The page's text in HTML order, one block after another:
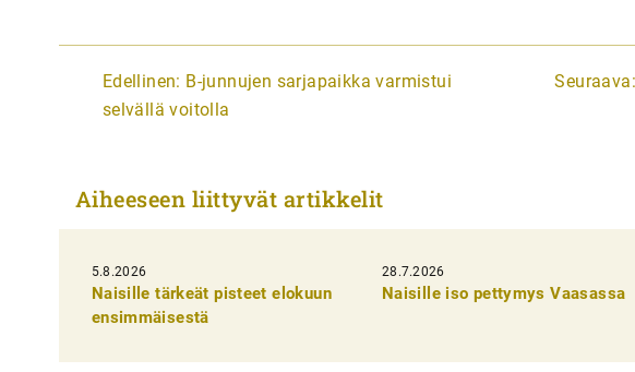
A
r
i
k
e
l
i
Edellinen: B-junnujen sarjapaikka varmistui
selvällä voitolla
Seuraava:
Aiheeseen liittyvät artikkelit
5.8.2026
Naisille tärkeät pisteet elokuun
ensimmäisestä
28.7.2026
Naisille iso pettymys Vaasassa